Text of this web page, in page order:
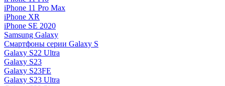
iPhone 11 Pro Max
iPhone XR
iPhone SE 2020
Samsung Galaxy
Смартфоны серии Galaxy S
Galaxy S22 Ultra
Galaxy S23
Galaxy S23FE
Galaxy S23 Ultra